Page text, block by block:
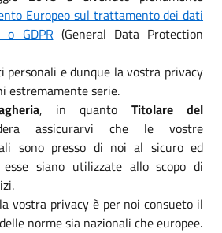
Europeo sul trattamento dei dati
GDPR (General Data Protection
personali e dunque la vostra privacy
estremamente serie.
, in quanto Titolare del
assicurarvi che le vostre
sono presso di noi al sicuro ed
siano utilizzate allo scopo di
vostra privacy è per noi consueto il
norme sia nazionali che europee.